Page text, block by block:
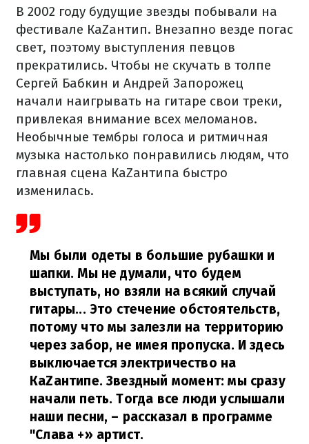
В 2002 году будущие звезды побывали на
фестивале КаZантип. Внезапно везде погас
свет, поэтому выступления певцов
прекратились. Чтобы не скучать в толпе
Сергей Бабкин и Андрей Запорожец
начали наигрывать на гитаре свои треки,
привлекая внимание всех меломанов.
Необычные тембры голоса и ритмичная
музыка настолько понравились людям, что
главная сцена КаZантипа быстро
изменилась.
Мы были одеты в большие рубашки и
шапки. Мы не думали, что будем
выступать, но взяли на всякий случай
гитары... Это стечение обстоятельств,
потому что мы залезли на территорию
через забор, не имея пропуска. И здесь
выключается электричество на
КаZантипе. Звездный момент: мы сразу
начали петь. Тогда все люди услышали
наши песни, – рассказал в программе
"Слава +» артист.